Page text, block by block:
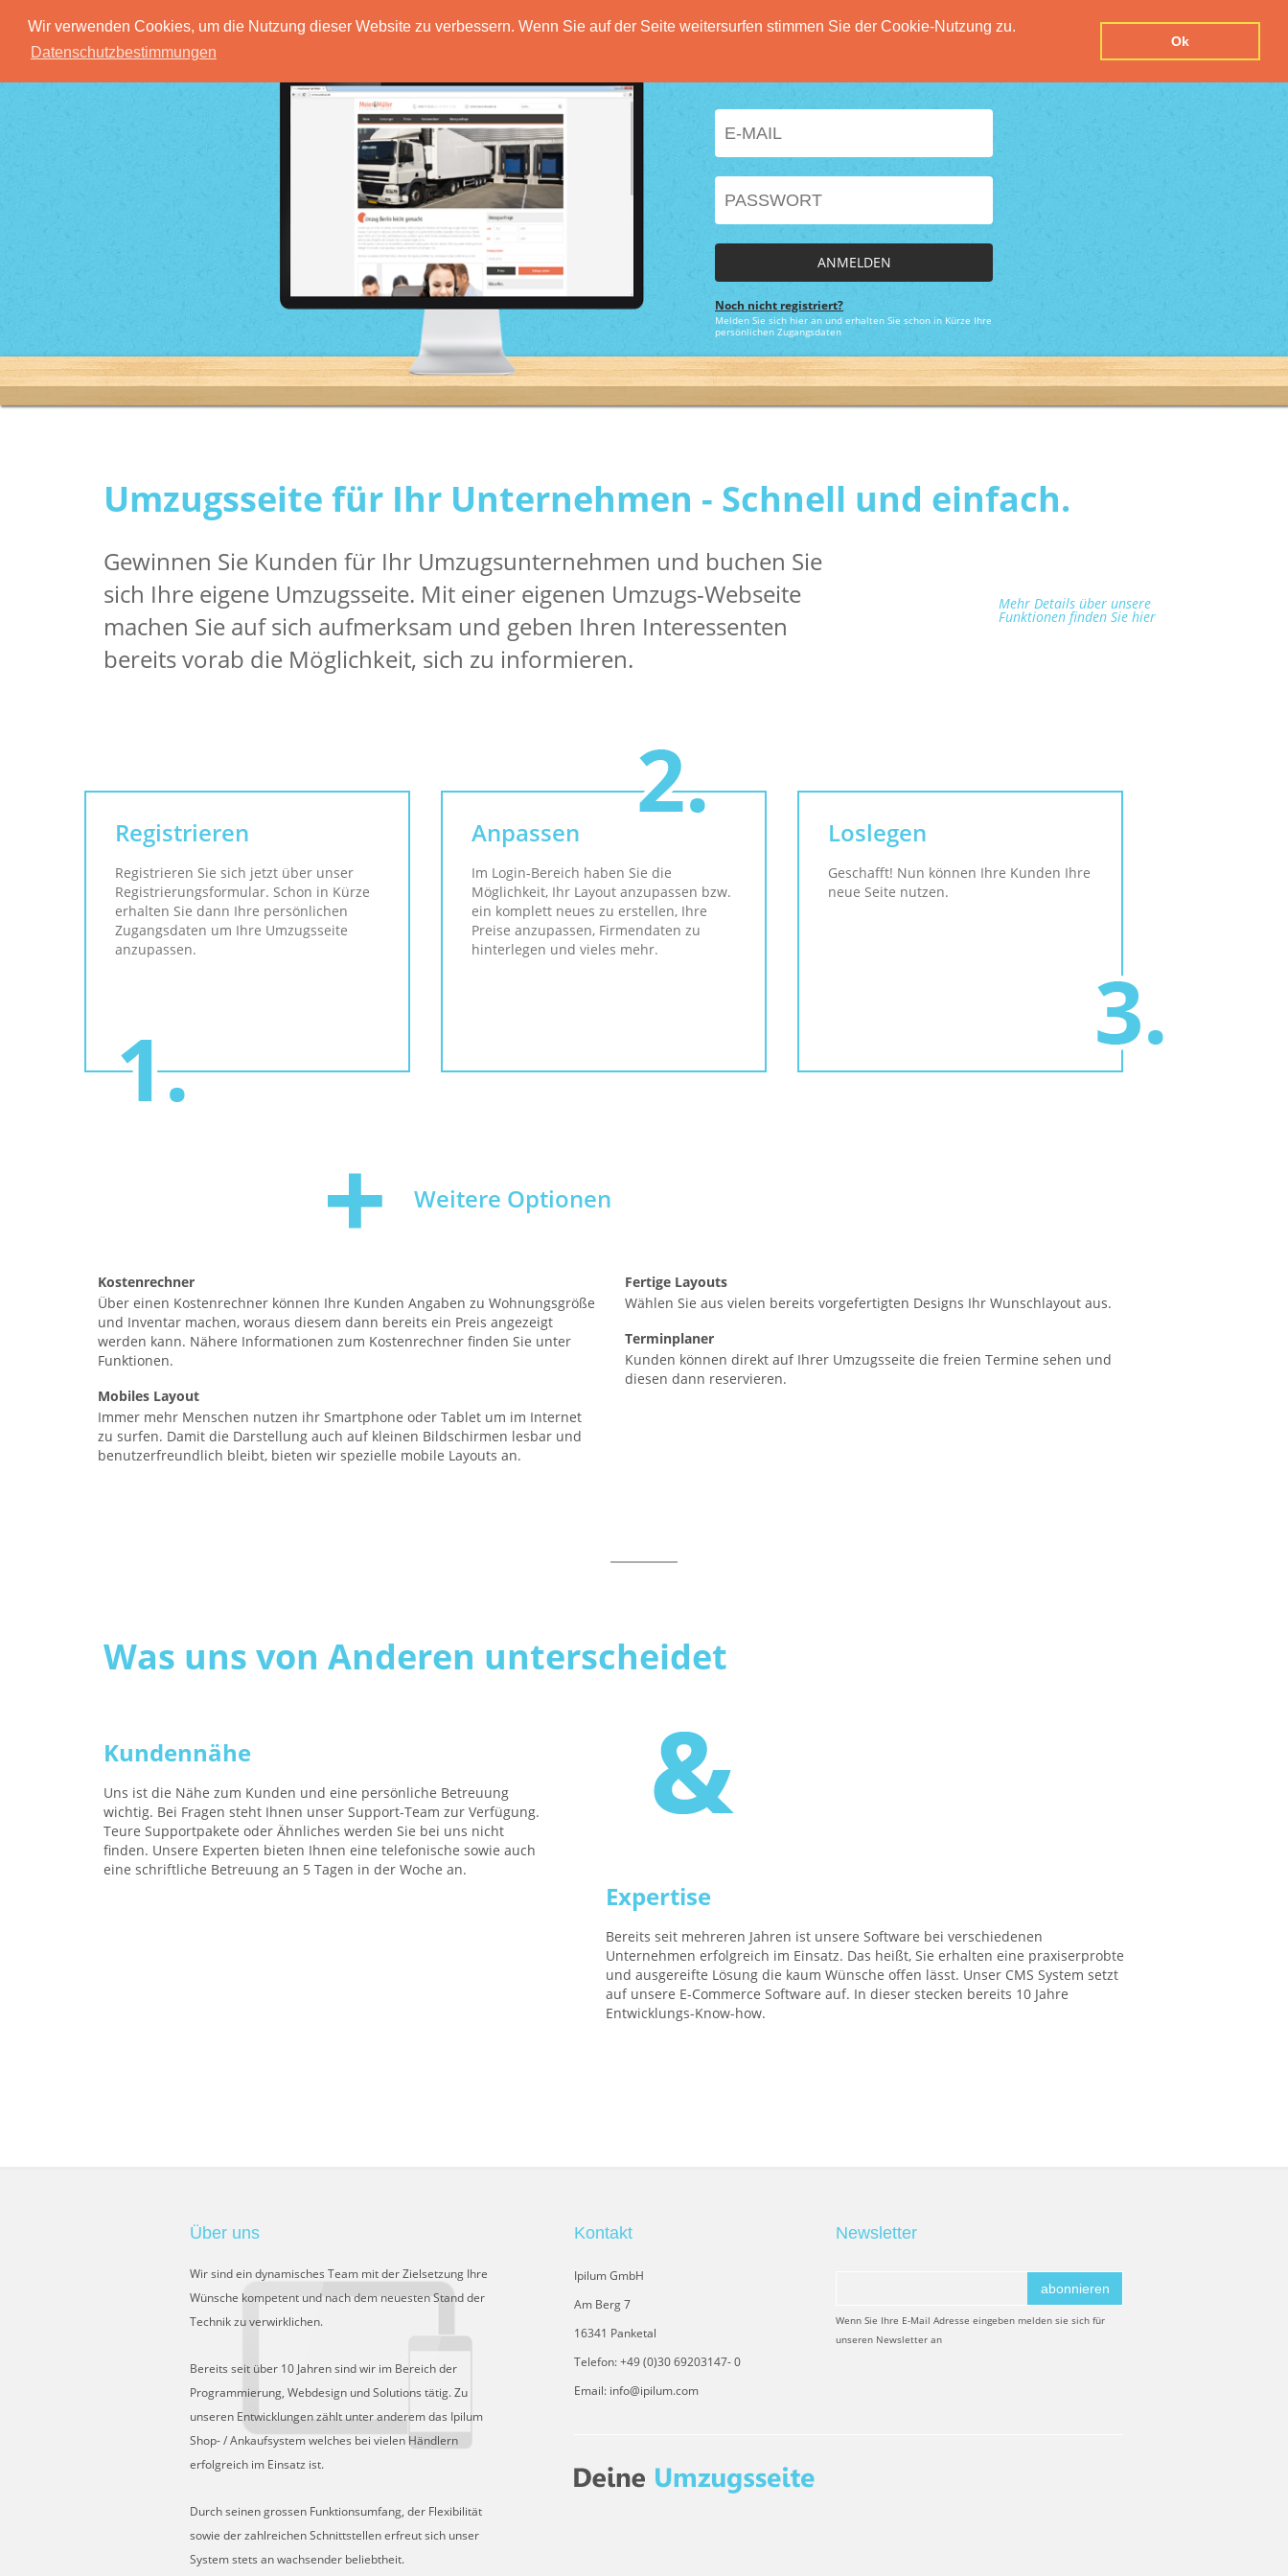
Wir verwenden Cookies, um die Nutzung dieser Website zu verbessern. Wenn Sie auf der Seite weitersurfen stimmen Sie der Cookie-Nutzung zu.
Datenschutzbestimmungen
Ok
HOME FUNKTIONEN PREISE DATENSCHUTZERKLÄRUNG IMPRESSUM KONTAKT
ANMELDEN
Noch nicht registriert?
Melden Sie sich hier an und erhalten Sie schon in Kürze Ihre
persönlichen Zugangsdaten
Umzugsseite für Ihr Unternehmen - Schnell und einfach.
Gewinnen Sie Kunden für Ihr Umzugsunternehmen und buchen Sie
sich Ihre eigene Umzugsseite. Mit einer eigenen Umzugs-Webseite
machen Sie auf sich aufmerksam und geben Ihren Interessenten
bereits vorab die Möglichkeit, sich zu informieren.
Mehr Details über unsere
Funktionen finden Sie hier
Registrieren
Registrieren Sie sich jetzt über unser
Registrierungsformular. Schon in Kürze
erhalten Sie dann Ihre persönlichen
Zugangsdaten um Ihre Umzugsseite
anzupassen.
Anpassen
Im Login-Bereich haben Sie die
Möglichkeit, Ihr Layout anzupassen bzw.
ein komplett neues zu erstellen, Ihre
Preise anzupassen, Firmendaten zu
hinterlegen und vieles mehr.
Loslegen
Geschafft! Nun können Ihre Kunden Ihre
neue Seite nutzen.
Weitere Optionen
Kostenrechner
Über einen Kostenrechner können Ihre Kunden Angaben zu Wohnungsgröße
und Inventar machen, woraus diesem dann bereits ein Preis angezeigt
werden kann. Nähere Informationen zum Kostenrechner finden Sie unter
Funktionen.
Mobiles Layout
Immer mehr Menschen nutzen ihr Smartphone oder Tablet um im Internet
zu surfen. Damit die Darstellung auch auf kleinen Bildschirmen lesbar und
benutzerfreundlich bleibt, bieten wir spezielle mobile Layouts an.
Fertige Layouts
Wählen Sie aus vielen bereits vorgefertigten Designs Ihr Wunschlayout aus.
Terminplaner
Kunden können direkt auf Ihrer Umzugsseite die freien Termine sehen und
diesen dann reservieren.
Was uns von Anderen unterscheidet
Kundennähe
Uns ist die Nähe zum Kunden und eine persönliche Betreuung
wichtig. Bei Fragen steht Ihnen unser Support-Team zur Verfügung.
Teure Supportpakete oder Ähnliches werden Sie bei uns nicht
finden. Unsere Experten bieten Ihnen eine telefonische sowie auch
eine schriftliche Betreuung an 5 Tagen in der Woche an.
Expertise
Bereits seit mehreren Jahren ist unsere Software bei verschiedenen
Unternehmen erfolgreich im Einsatz. Das heißt, Sie erhalten eine praxiserprobte
und ausgereifte Lösung die kaum Wünsche offen lässt. Unser CMS System setzt
auf unsere E-Commerce Software auf. In dieser stecken bereits 10 Jahre
Entwicklungs-Know-how.
Über uns
Wir sind ein dynamisches Team mit der Zielsetzung Ihre
Wünsche kompetent und nach dem neuesten Stand der
Technik zu verwirklichen.
Bereits seit über 10 Jahren sind wir im Bereich der
Programmierung, Webdesign und Solutions tätig. Zu
unseren Entwicklungen zählt unter anderem das Ipilum
Shop- / Ankaufsystem welches bei vielen Händlern
erfolgreich im Einsatz ist.
Durch seinen grossen Funktionsumfang, der Flexibilität
sowie der zahlreichen Schnittstellen erfreut sich unser
System stets an wachsender beliebtheit.
Kontakt
Ipilum GmbH
Am Berg 7
16341 Panketal
Telefon: +49 (0)30 69203147- 0
Email: info@ipilum.com
Newsletter
abonnieren
Wenn Sie Ihre E-Mail Adresse eingeben melden sie sich für
unseren Newsletter an